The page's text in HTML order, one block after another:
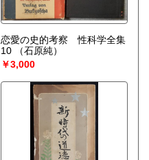
恋愛の史的考察 性科学全集
10
（石原純）
￥3,000